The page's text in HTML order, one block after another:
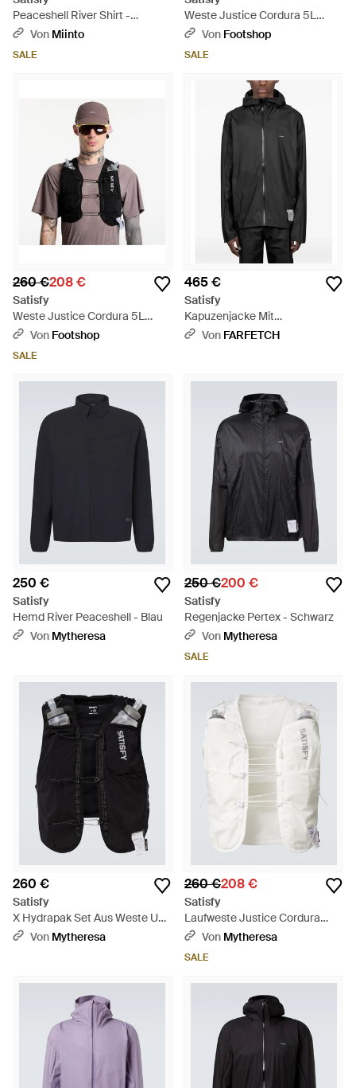
Peaceshell River Shirt -
Schwarz
Von Miinto
SALE
Weste Justice Cordura 5L
Hydration Vest - Braun
Von Footshop
SALE
260 €208 €
Satisfy
Weste Justice Cordura 5L
Hydration Vest - Schwarz
Von Footshop
SALE
465 €
Satisfy
Kapuzenjacke Mit
Reißverschluss - Schwarz
Von FARFETCH
250 €
Satisfy
Hemd River Peaceshell - Blau
Von Mytheresa
250 €200 €
Satisfy
Regenjacke Pertex - Schwarz
Von Mytheresa
SALE
260 €
Satisfy
X Hydrapak Set Aus Weste Und
Zwei Trinkflaschen - Schwarz
Von Mytheresa
260 €208 €
Satisfy
Laufweste Justice Cordura
Hydration 5L - Weiß
Von Mytheresa
SALE